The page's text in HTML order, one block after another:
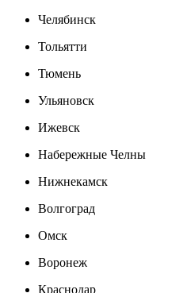
Челябинск
Тольятти
Тюмень
Ульяновск
Ижевск
Набережные Челны
Нижнекамск
Волгоград
Омск
Воронеж
Краснодар